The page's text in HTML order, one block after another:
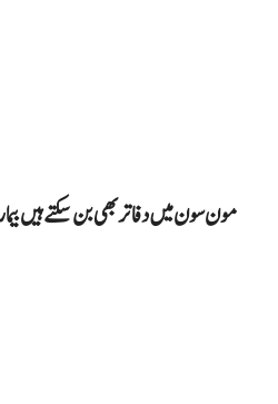
مون سون میں دفاتر بھی بن سکتے ہیں